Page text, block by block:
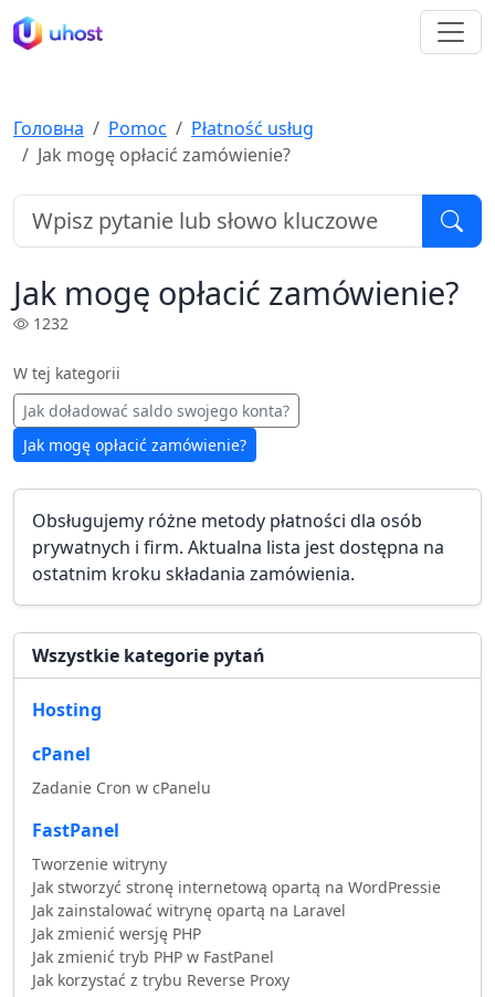
Головна Pomoc
Płatność usług
Jak mogę opłacić zamówienie?
Jak mogę opłacić zamówienie?
1232
W tej kategorii
Jak doładować saldo swojego konta?
Jak mogę opłacić zamówienie?
Obsługujemy różne metody płatności dla osób
prywatnych i firm. Aktualna lista jest dostępna na
ostatnim kroku składania zamówienia.
Wszystkie kategorie pytań
Hosting
cPanel
Zadanie Cron w cPanelu
FastPanel
Tworzenie witryny
Jak stworzyć stronę internetową opartą na WordPressie
Jak zainstalować witrynę opartą na Laravel
Jak zmienić wersję PHP
Jak zmienić tryb PHP w FastPanel
Jak korzystać z trybu Reverse Proxy